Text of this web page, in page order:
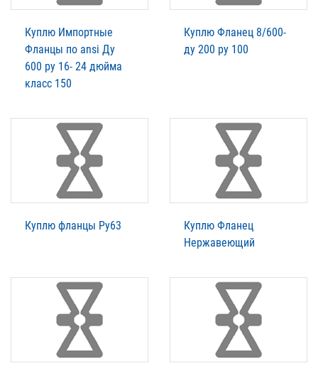
Куплю Импортные
Фланцы по ansi Ду
600 ру 16- 24 дюйма
класс 150
Куплю Фланец 8/600-
ду 200 ру 100
Куплю фланцы Ру63
Куплю Фланец
Нержавеющий